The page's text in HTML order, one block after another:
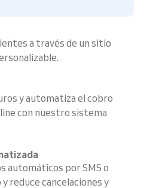
a través de un sitio
y automatiza el cobro
con nuestro sistema
automáticos por SMS o
reduce cancelaciones y